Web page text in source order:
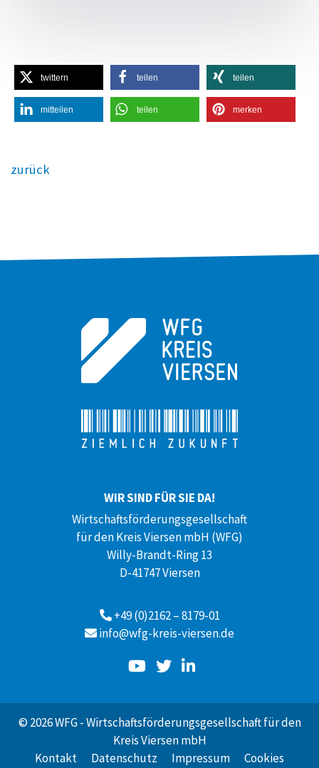
twittern teilen teilen
mitteilen teilen merken
zurück
WIR SIND FÜR SIE DA!
Wirtschaftsförderungsgesellschaft
für den Kreis Viersen mbH (WFG)
Willy-Brandt-Ring 13
D-41747 Viersen
+49 (0)2162 – 8179-01
info@wfg-kreis-viersen.de
© 2026 WFG - Wirtschaftsförderungsgesellschaft für den
Kreis Viersen mbH
Kontakt
Datenschutz Impressum Cookies